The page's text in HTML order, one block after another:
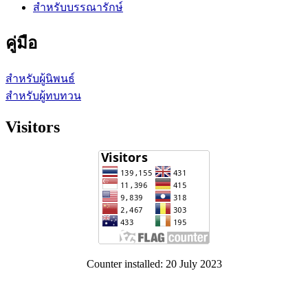
สำหรับบรรณารักษ์
คู่มือ
สำหรับผู้นิพนธ์
สำหรับผู้ทบทวน
Visitors
Counter installed: 20 July 2023